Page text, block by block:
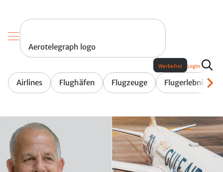
Aerotelegraph logo
Airlines Flughäfen Flugzeuge Flugerlebnis
Werbefrei Login